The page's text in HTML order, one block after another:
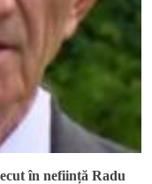
în neființă Radu